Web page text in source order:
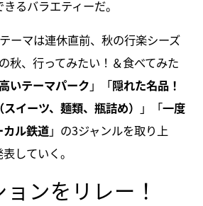
るバラエティーだ。
ーマは連休直前、秋の行楽シーズ
秋、行ってみたい！＆食べてみた
いテーマパーク 」「隠れた名品！
イーツ、麺類、瓶詰め） 」「一度
カル鉄道」の3ジャンルを取り上
していく。
ンをリレー！